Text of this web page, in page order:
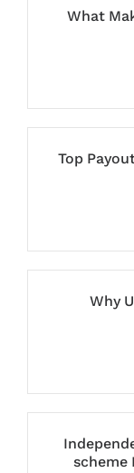
What
Top
Why
scheme